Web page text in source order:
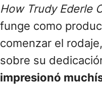
How Trudy Ederle
funge como
comenzar el
sobre su
impresionó